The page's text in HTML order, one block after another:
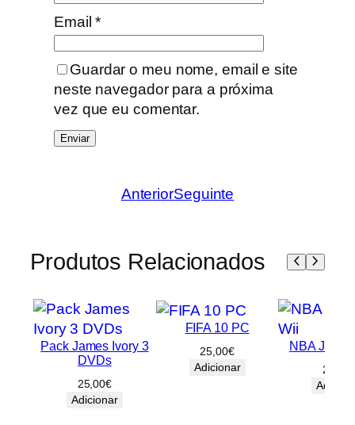
Email*
Guardar o meu nome, email e site
neste navegador para a próxima
vez que eu comentar.
AnteriorSeguinte
Produtos Relacionados
Pack James Ivory 3
DVDs
25,00€
Adicionar
FIFA 10 PC
25,00€
Adicionar
NBA Jam
25,00